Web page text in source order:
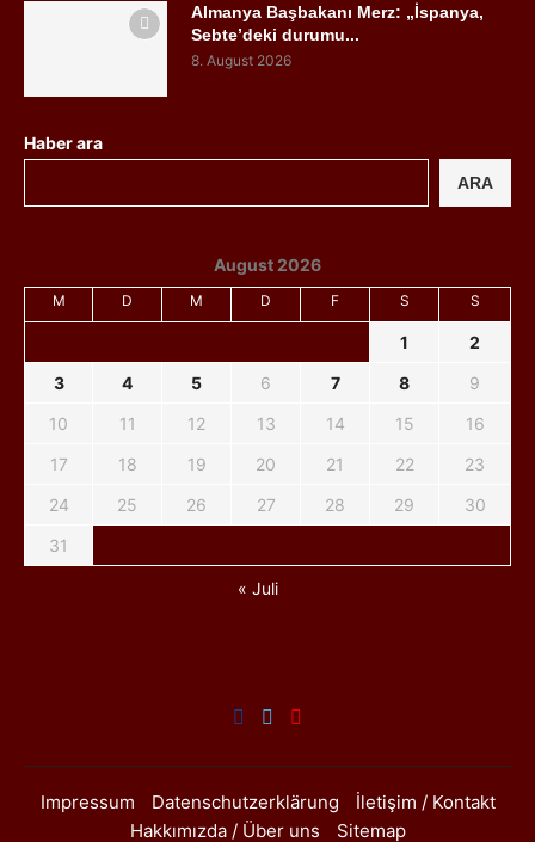
Almanya Başbakanı Merz: „İspanya,
Sebte’deki durumu...
8. August 2026
Haber ara
ARA
August 2026
M D M D F S S
1
2
3
4 5 6 7 8
9
10
11 12 13 14 15
16
17
18 19 20 21 22
23
24
25 26 27 28 29
30
31
« Juli
Impressum Datenschutzerklärung
İletişim / Kontakt
Hakkımızda / Über uns
Sitemap